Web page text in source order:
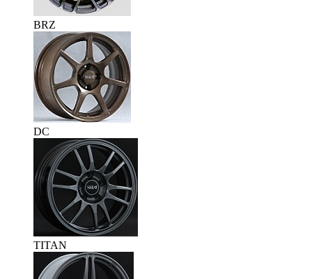
BRZ
DC
TITAN